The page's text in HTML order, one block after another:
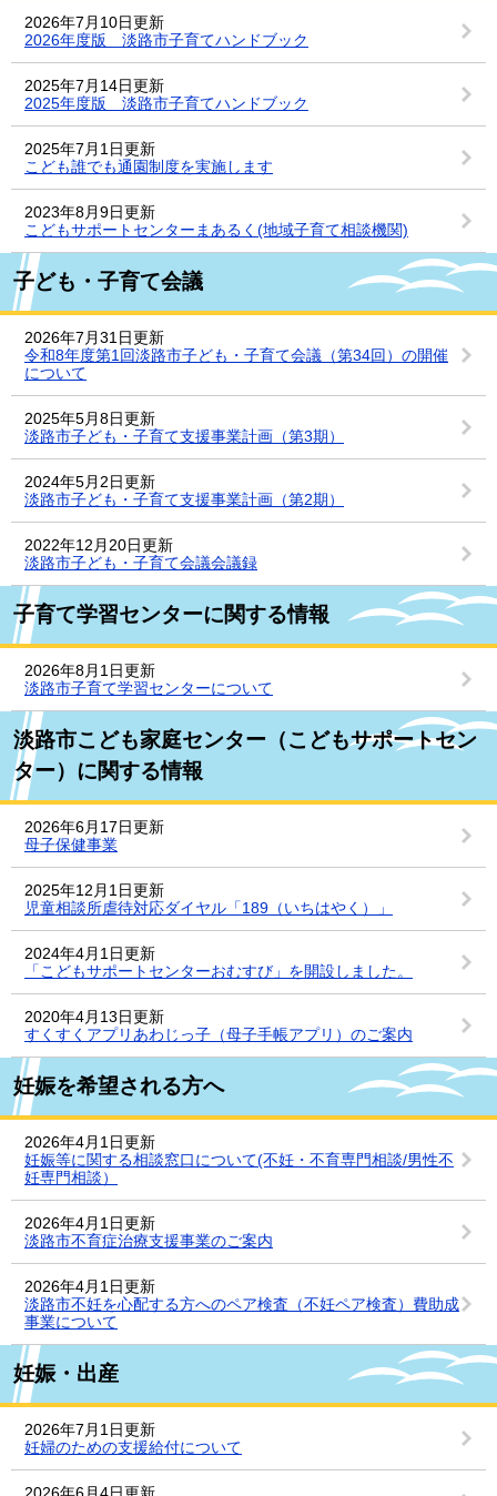
2026年7月10日更新
2026年度版 淡路市子育てハンドブック
2025年7月14日更新
2025年度版 淡路市子育てハンドブック
2025年7月1日更新
こども誰でも通園制度を実施します
2023年8月9日更新
こどもサポートセンターまあるく(地域子育て相談機関)
子ども・子育て会議
2026年7月31日更新
令和8年度第1回淡路市子ども・子育て会議（第34回）の開催
について
2025年5月8日更新
淡路市子ども・子育て支援事業計画（第3期）
2024年5月2日更新
淡路市子ども・子育て支援事業計画（第2期）
2022年12月20日更新
淡路市子ども・子育て会議会議録
子育て学習センターに関する情報
2026年8月1日更新
淡路市子育て学習センターについて
淡路市こども家庭センター（こどもサポートセン
ター）に関する情報
2026年6月17日更新
母子保健事業
2025年12月1日更新
児童相談所虐待対応ダイヤル「189（いちはやく）」
2024年4月1日更新
「こどもサポートセンターおむすび」を開設しました。
2020年4月13日更新
すくすくアプリあわじっ子（母子手帳アプリ）のご案内
妊娠を希望される方へ
2026年4月1日更新
妊娠等に関する相談窓口について(不妊・不育専門相談/男性不
妊専門相談）
2026年4月1日更新
淡路市不育症治療支援事業のご案内
2026年4月1日更新
淡路市不妊を心配する方へのペア検査（不妊ペア検査）費助成
事業について
妊娠・出産
2026年7月1日更新
妊婦のための支援給付について
2026年6月4日更新